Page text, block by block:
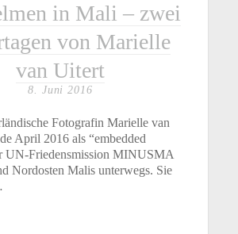
in Mali – zwei
von Marielle
van Uitert
8. Juni 2016
Fotografin Marielle van
April 2016 als “embedded
UN-Friedensmission MINUSMA
Nordosten Malis unterwegs. Sie